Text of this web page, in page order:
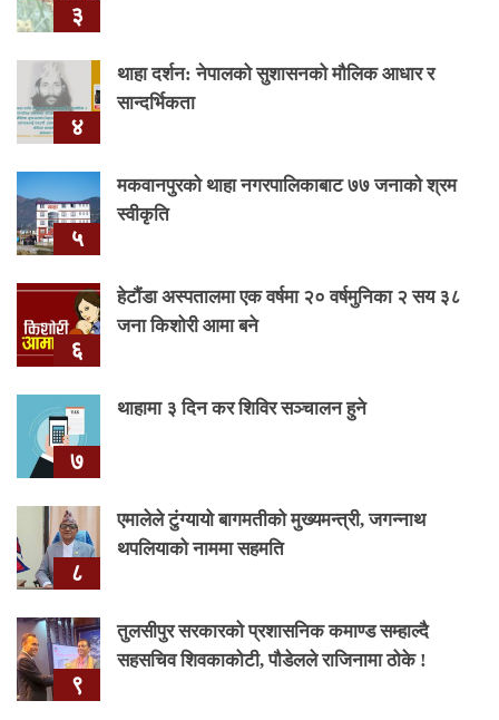
३
४
थाहा दर्शन: नेपालको सुशासनको मौलिक आधार र
सान्दर्भिकता
५
मकवानपुरको थाहा नगरपालिकाबाट ७७ जनाको श्रम
स्वीकृति
६
हेटौंडा अस्पतालमा एक वर्षमा २० वर्षमुनिका २ सय ३८
जना किशोरी आमा बने
७
थाहामा ३ दिन कर शिविर सञ्चालन हुने
८
एमालेले टुंग्यायो बागमतीको मुख्यमन्त्री, जगन्नाथ
थपलियाको नाममा सहमति
९
तुलसीपुर सरकारको प्रशासनिक कमाण्ड सम्हाल्दै
सहसचिव शिवकाकोटी, पौडेलले राजिनामा ठोके !